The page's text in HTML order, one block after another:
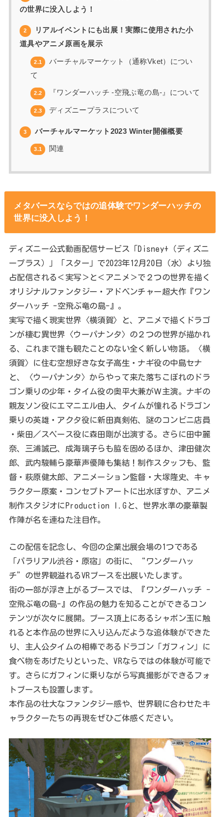
の世界に没入しよう！
2
リアルイベントにも出展！実際に使用された小
道具やアニメ原画を展示
2.1
バーチャルマーケット（通称Vket）につい
て
2.2 『ワンダーハッチ -空飛ぶ竜の島-』について
2.3 ディズニープラスについて
3 バーチャルマーケット2023 Winter開催概要
3.1 関連
メタバースならではの追体験でワンダーハッチの
世界に没入しよう！
ディズニー公式動画配信サービス「Disney+（ディズニ
ープラス）」「スター」で2023年12月20日（水）より独
占配信される＜実写＞と＜アニメ＞で２つの世界を描く
オリジナルファンタジー・アドベンチャー超大作『ワン
ダーハッチ -空飛ぶ竜の島-』。
実写で描く現実世界〈横須賀〉と、アニメで描くドラゴ
ンが棲む異世界〈ウーパナンタ〉の２つの世界が描かれ
る、これまで誰も観たことのない全く新しい物語。〈横
須賀〉に住む空想好きな女子高生・ナギ役の中島セナ
と、〈ウーパナンタ〉からやって来た落ちこぼれのドラ
ゴン乗りの少年・タイム役の奥平大兼がＷ主演。ナギの
親友ソン役にエマニエル由人、タイムが憧れるドラゴン
乗りの英雄・アクタ役に新田真剣佑、謎のコンビニ店員
・柴田／スペース役に森田剛が出演する。さらに田中麗
奈、三浦誠己、成海璃子らも脇を固めるほか、津田健次
郎、武内駿輔ら豪華声優陣も集結！制作スタッフも、監
督・萩原健太郎、アニメーション監督・大塚隆史、キャ
ラクター原案・コンセプトアートに出水ぽすか、アニメ
制作スタジオにProduction I.Gと、世界水準の豪華製
作陣が名を連ねた注目作。
この配信を記念し、今回の企業出展会場の1つである
「パラリアル渋谷・原宿」の街に、“ワンダーハッ
チ”の世界観溢れるVRブースを出展いたします。
街の一部が浮き上がるブースでは、『ワンダーハッチ -
空飛ぶ竜の島-』の作品の魅力を知ることができるコン
テンツが次々に展開。ブース頂上にあるシャボン玉に触
れると本作品の世界に入り込んだような追体験ができた
り、主人公タイムの相棒であるドラゴン「ガフィン」に
食べ物をあげたりといった、VRならではの体験が可能で
す。さらにガフィンに乗りながら写真撮影ができるフォ
トブースも設置します。
本作品の壮大なファンタジー感や、世界観に合わせたキ
ャラクターたちの再現をぜひご体感ください。